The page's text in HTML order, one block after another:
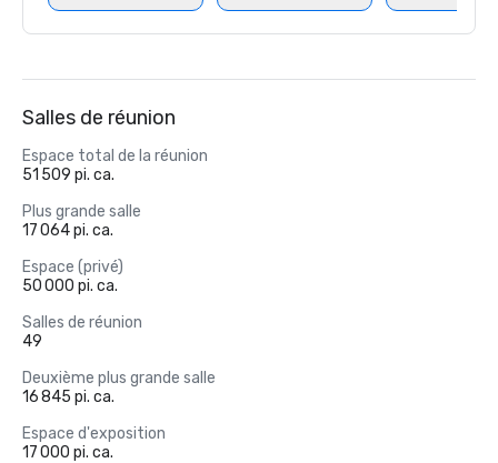
Salles de réunion
Espace total de la réunion
51 509 pi. ca.
Plus grande salle
17 064 pi. ca.
Espace (privé)
50 000 pi. ca.
Salles de réunion
49
Deuxième plus grande salle
16 845 pi. ca.
Espace d'exposition
17 000 pi. ca.